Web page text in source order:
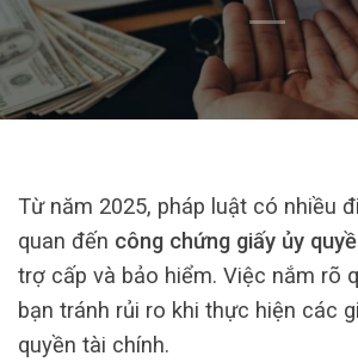
Từ năm 2025, pháp luật có nhiều
quan đến công chứng giấy ủy
trợ cấp và bảo hiểm. Việc nắm rõ
bạn tránh rủi ro khi thực hiện các
quyền tài chính.